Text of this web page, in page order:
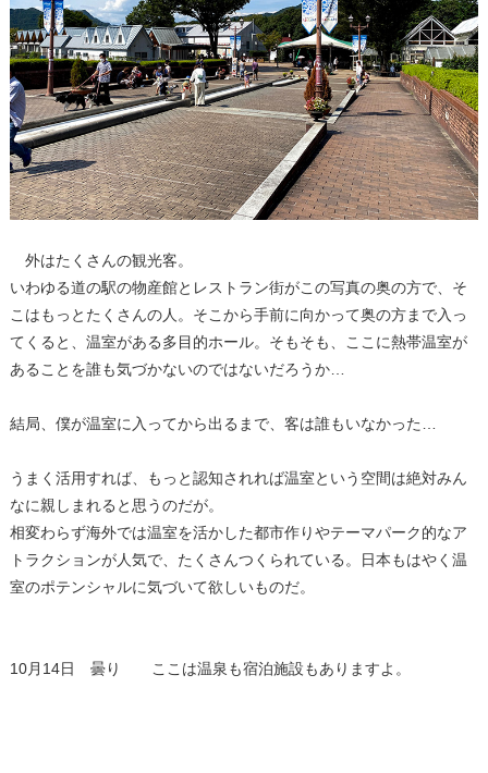
外はたくさんの観光客。
いわゆる道の駅の物産館とレストラン街がこの写真の奥の方で、そ
こはもっとたくさんの人。そこから手前に向かって奥の方まで入っ
てくると、温室がある多目的ホール。そもそも、ここに熱帯温室が
あることを誰も気づかないのではないだろうか…
結局、僕が温室に入ってから出るまで、客は誰もいなかった…
うまく活用すれば、もっと認知されれば温室という空間は絶対みん
なに親しまれると思うのだが。
相変わらず海外では温室を活かした都市作りやテーマパーク的なア
トラクションが人気で、たくさんつくられている。日本もはやく温
室のポテンシャルに気づいて欲しいものだ。
10月14日 曇り ここは温泉も宿泊施設もありますよ。